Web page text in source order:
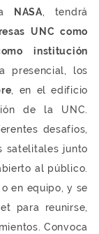
NASA, tendrá
UNC como
institución
presencial, los
, en el edificio
de la UNC.
desafíos,
satelitales junto
al público.
en equipo, y se
para reunirse,
Convoca